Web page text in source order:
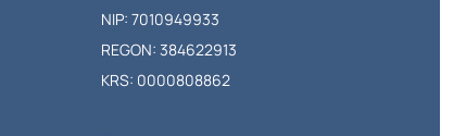
NIP: 7010949933
REGON: 384622913
KRS: 0000808862